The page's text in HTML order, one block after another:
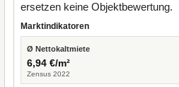
ersetzen keine Objektbewertung.
Marktindikatoren
Ø Nettokaltmiete
6,94 €/m²
Zensus 2022